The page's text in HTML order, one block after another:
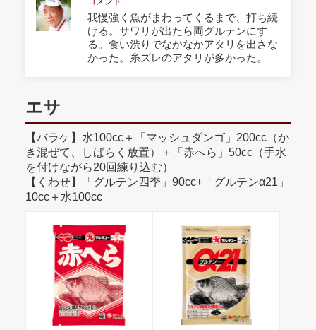
我慢強く魚がまわってくるまで、打ち続
ける。サワリが出たら両グルテンにす
る。食い渋りでなかなかアタリを出さな
かった。糸ズレのアタリが多かった。
エサ
【バラケ】水100cc＋「マッシュダンゴ」200cc（か
き混ぜて、しばらく放置）＋「赤へら」50cc（手水
を付けながら20回練り込む）
【くわせ】「グルテン四季」90cc+「グルテンα21」
10cc＋水100cc